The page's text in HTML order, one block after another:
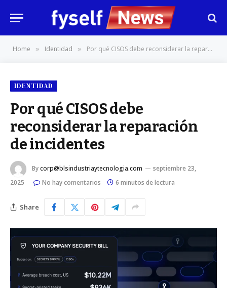
Home » Identidad » Por qué CISOS debe reconsiderar la reparación de incidentes
IDENTIDAD
Por qué CISOS debe
reconsiderar la reparación
de incidentes
Bycorp@blsindustriaytecnologia.com
septiembre 23,
2025
No hay comentarios 6 minutos de lectura
Share